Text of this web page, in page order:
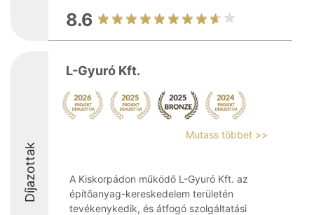
8.6
Díjazottak
L-Gyuró Kft.
Mutass többet >>
A Kiskorpádon működő L-Gyuró Kft. az
építőanyag-kereskedelem területén
tevékenykedik, és átfogó szolgáltatási